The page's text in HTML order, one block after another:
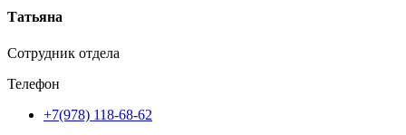
Татьяна
Сотрудник отдела
Телефон
+7(978) 118-68-62